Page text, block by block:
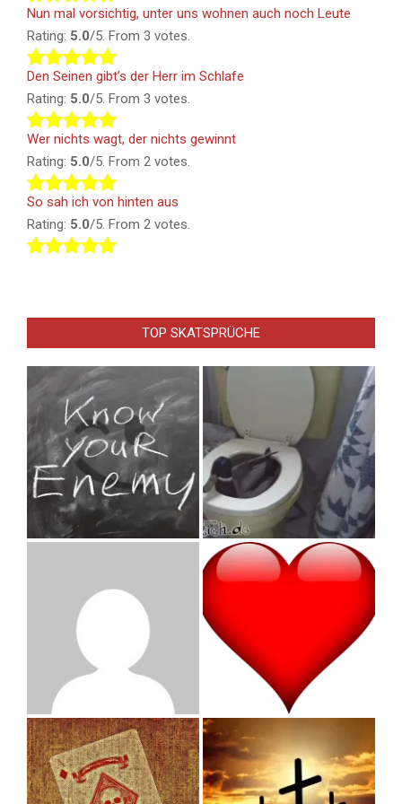
Nun mal vorsichtig, unter uns wohnen auch noch Leute
Rating: 5.0/5. From 3 votes.
Den Seinen gibt’s der Herr im Schlafe
Rating: 5.0/5. From 3 votes.
Wer nichts wagt, der nichts gewinnt
Rating: 5.0/5. From 2 votes.
So sah ich von hinten aus
Rating: 5.0/5. From 2 votes.
TOP SKATSPRÜCHE